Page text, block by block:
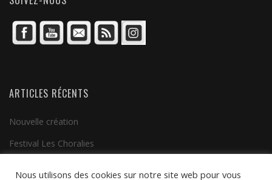
ARTICLES RÉCENTS
Nouvelle création
Festival Les Choralies
Nous utilisons des cookies sur notre site web pour vous